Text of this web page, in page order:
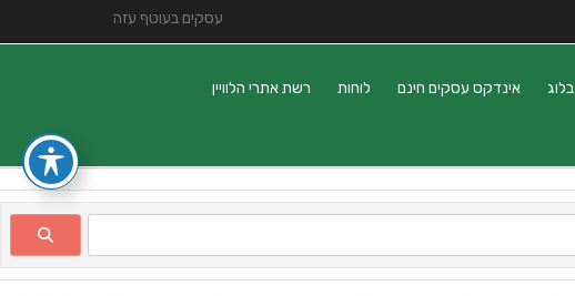
עסקים בעוטף עזה
בלוג אינדקס עסקים חינם לוחות רשת אתרי הלוויין